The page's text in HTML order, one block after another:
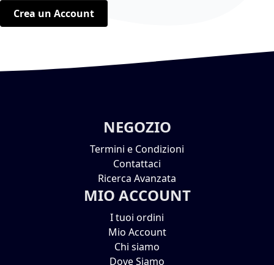
Crea un Account
NEGOZIO
Termini e Condizioni
Contattaci
Ricerca Avanzata
MIO ACCOUNT
I tuoi ordini
Mio Account
Chi siamo
Dove Siamo